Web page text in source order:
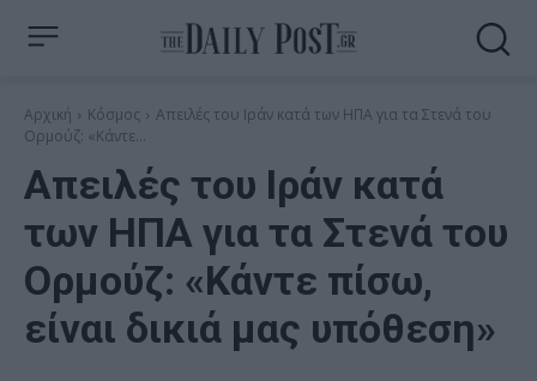
Αρχική Κόσμος
Απειλές του Ιράν κατά των ΗΠΑ για τα Στενά του
Ορμούζ: «Κάντε...
Απειλές του Ιράν κατά
των ΗΠΑ για τα Στενά του
Ορμούζ: «Κάντε πίσω,
είναι δικιά μας υπόθεση»